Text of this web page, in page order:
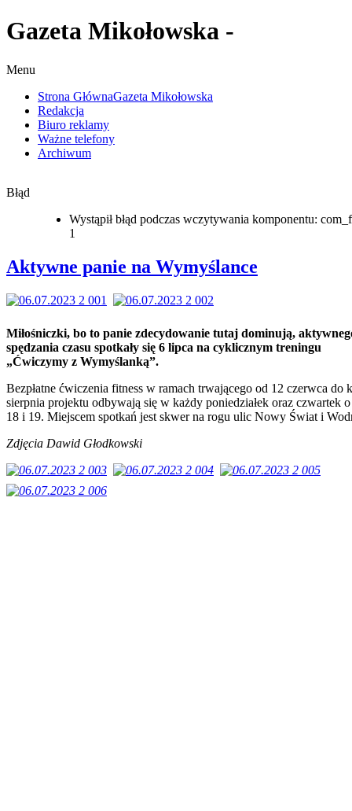
Gazeta Mikołowska -
Menu
Strona GłównaGazeta Mikołowska
Redakcja
Biuro reklamy
Ważne telefony
Archiwum
Błąd
Wystąpił błąd podczas wczytywania komponentu:
1
Aktywne panie na Wymyślance
Miłośniczki, bo to panie zdecydowanie tutaj dominują,
spędzania czasu spotkały się 6 lipca na cyklicznym treningu
„Ćwiczymy z Wymyślanką”.
Bezpłatne ćwiczenia fitness w ramach trwającego od 12 czerwca do
sierpnia projektu odbywają się w każdy poniedziałek oraz czwartek
18 i 19. Miejscem spotkań jest skwer na rogu ulic Nowy Świat i
Zdjęcia Dawid Głodkowski